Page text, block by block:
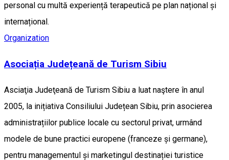
personal cu multă experiență terapeutică pe plan național și
internațional.
Organization
Asociația Județeană de Turism Sibiu
Asciaţia Judeţeană de Turism Sibiu a luat naştere în anul
2005, la inițiativa Consiliului Județean Sibiu, prin asocierea
administrațiilor publice locale cu sectorul privat, urmând
modele de bune practici europene (franceze și germane),
pentru managementul și marketingul destinației turistice